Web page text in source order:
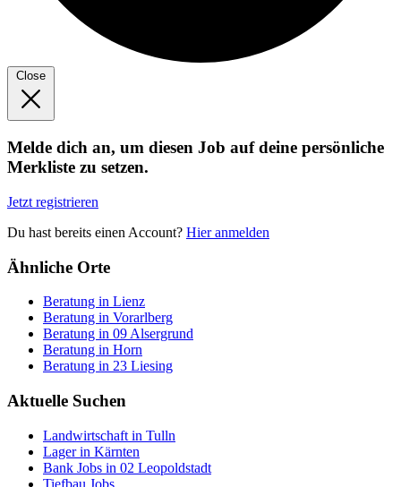
Close
Melde dich an, um diesen Job auf deine persönliche
Merkliste zu setzen.
Jetzt registrieren
Du hast bereits einen Account? Hier anmelden
Ähnliche Orte
Beratung in Lienz
Beratung in Vorarlberg
Beratung in 09 Alsergrund
Beratung in Horn
Beratung in 23 Liesing
Aktuelle Suchen
Landwirtschaft in Tulln
Lager in Kärnten
Bank Jobs in 02 Leopoldstadt
Tiefbau Jobs